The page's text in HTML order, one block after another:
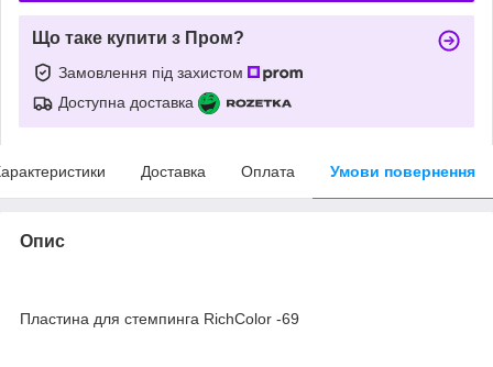
Що таке купити з Пром?
Замовлення під захистом
Доступна доставка
Доставка Оплата Умови повернення
Опис
Пластина для стемпинга RichColor -69